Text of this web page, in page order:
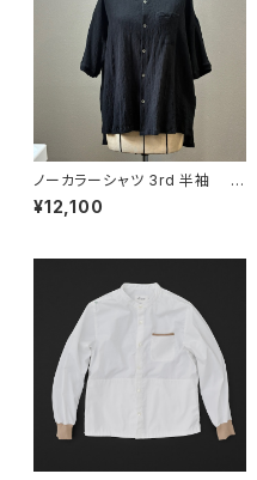
ノーカラーシャツ 3rd 半袖 黒
×黒
¥12,100